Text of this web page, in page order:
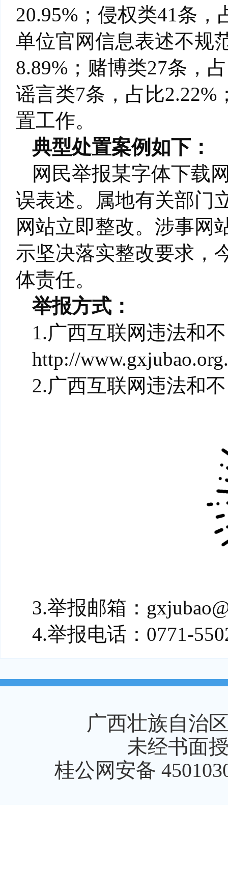
20.95%；侵权类41条
单位官网信息表述不规
8.89%；赌博类27条，
谣言类7条，占比2.22%
置工作。
典型处置案例如下：
网民举报某字体下载
误表述。属地有关部门
网站立即整改。涉事网
示坚决落实整改要求，
体责任。
举报方式：
1.广西互联网违法和
http://
2.广西互联网违法和
3.举报邮箱：
4.举报电话：0771-
广西壮族自治
未经书面
桂公网安备